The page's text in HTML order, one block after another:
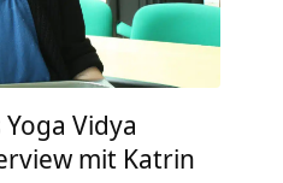
Vidya
mit Katrin